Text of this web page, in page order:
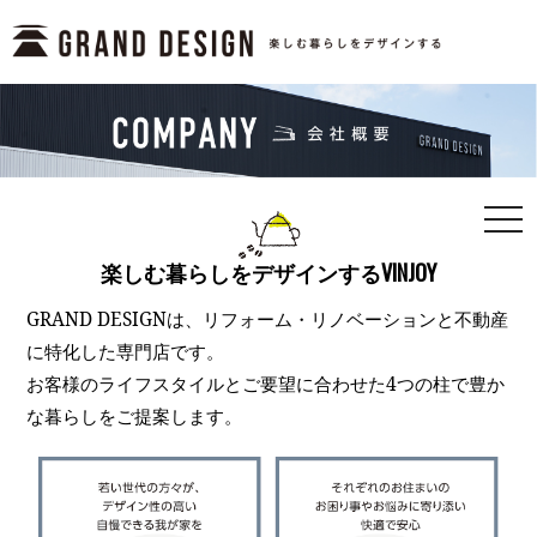
楽しむ暮らしをデザインするVINJOY
GRAND DESIGNは、リフォーム・リノベーションと不動産
に特化した専門店です。
お客様のライフスタイルとご要望に合わせた4つの柱で豊か
な暮らしをご提案します。